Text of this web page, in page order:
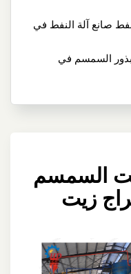
صانع آلة النفط في
بذور السمسم في
السمسم
زيت